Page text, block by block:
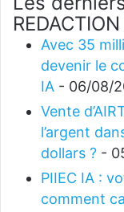
Avec 35
devenir le
IA - 06/08/
Vente
l’argent
dollars ? -
PIIEC IA :
comment